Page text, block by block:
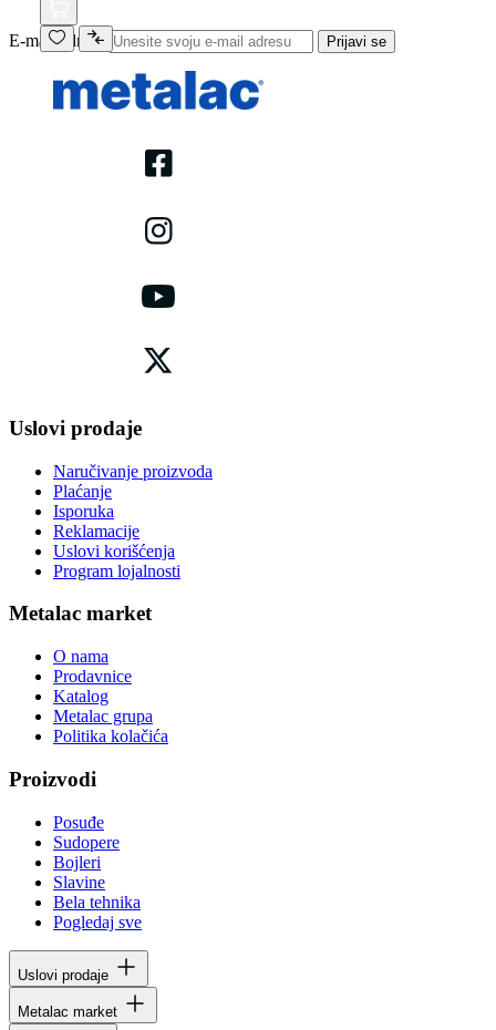
E-mail adresa Prijavi se
Uslovi prodaje
Naručivanje proizvoda
Plaćanje
Isporuka
Reklamacije
Uslovi korišćenja
Program lojalnosti
Metalac market
O nama
Prodavnice
Katalog
Metalac grupa
Politika kolačića
Proizvodi
Posuđe
Sudopere
Bojleri
Slavine
Bela tehnika
Pogledaj sve
Uslovi prodaje
Metalac market